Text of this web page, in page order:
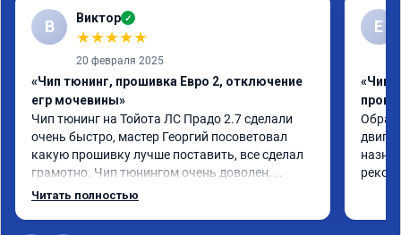
В Виктор ✓
★★★★★
20 февраля 2025
«Чип тюнинг, прошивка Евро 2, отключение
егр мочевины»
Чип тюнинг на Тойота ЛС Прадо 2.7 сделали
очень быстро, мастер Георгий посоветовал
какую прошивку лучше поставить, все сделал
грамотно. Чип тюнингом очень доволен,
машина ожила немного, отзыв на педаль газа
Читать полностью
Е
«Чип